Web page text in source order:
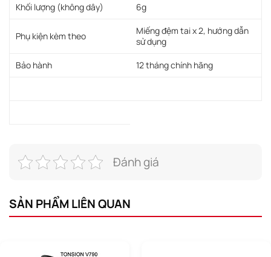
Khối lượng (không dây) 6g
Phụ kiện kèm theo
Miếng đệm tai x 2, hướng dẫn
sử dụng
Bảo hành 12 tháng chính hãng
Đánh giá
SẢN PHẨM LIÊN QUAN